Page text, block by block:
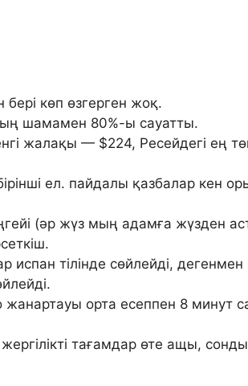
көп өзгерген жоқ.
шамамен 80%-ы сауатты.
жалақы — $224, Ресейдегі ең
ел. пайдалы қазбалар кен
(әр жүз мың адамға жүзден
испан тілінде сөйлейді, дегенмен
орта есеппен 8 минут
тағамдар өте ащы,